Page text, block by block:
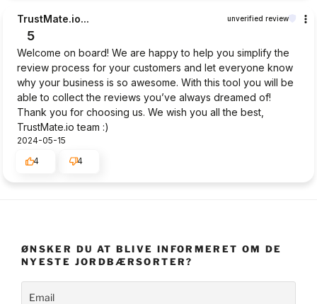
TrustMate.io... unverified review
5
Welcome on board! We are happy to help you simplify the
review process for your customers and let everyone know
why your business is so awesome. With this tool you will be
able to collect the reviews you’ve always dreamed of!
Thank you for choosing us. We wish you all the best,
TrustMate.io team :)
2024-05-15
4
4
ØNSKER DU AT BLIVE INFORMERET OM DE
NYESTE JORDBÆRSORTER?